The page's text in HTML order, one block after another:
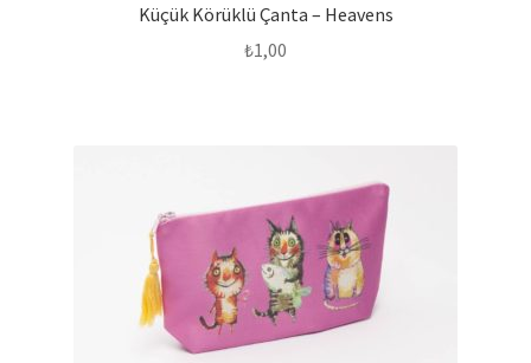
Küçük Körüklü Çanta – Heavens
₺1,00